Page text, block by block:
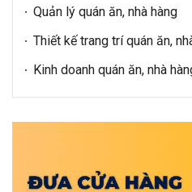
Quản lý quán ăn, nhà hàng
Thiết kế trang trí quán ăn,
Kinh doanh quán ăn, nhà